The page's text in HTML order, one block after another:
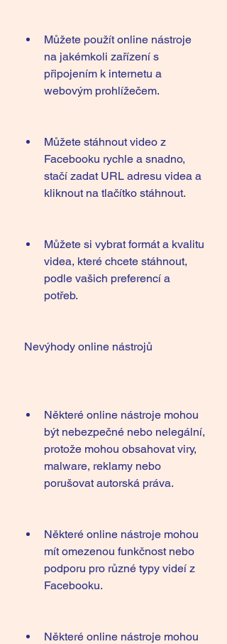
Můžete použít online nástroje
na jakémkoli zařízení s
připojením k internetu a
webovým prohlížečem.
Můžete stáhnout video z
Facebooku rychle a snadno,
stačí zadat URL adresu videa a
kliknout na tlačítko stáhnout.
Můžete si vybrat formát a kvalitu
videa, které chcete stáhnout,
podle vašich preferencí a
potřeb.
Nevýhody online nástrojů
Některé online nástroje mohou
být nebezpečné nebo nelegální,
protože mohou obsahovat viry,
malware, reklamy nebo
porušovat autorská práva.
Některé online nástroje mohou
mít omezenou funkčnost nebo
podporu pro různé typy videí z
Facebooku.
Některé online nástroje mohou